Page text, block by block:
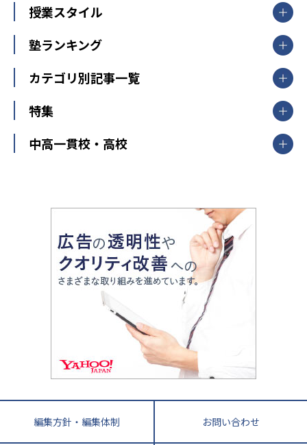
山形県
福島県
関東
東京都
神奈川県
茨城県
栃木県
群馬県
新潟県
中部
愛知県
静岡県
長野県
大阪府
兵庫県 京都府 奈良県
和歌山県
鳥取県
島根県 岡山県 広島県
香川県
高知県
長崎県 熊本県
鹿児島県 沖縄県
【掲載塾一覧を見る】
東京個別指導学院
明光義塾
個別教室のトライ
武田塾
授業スタイル
個別指導
オンライン指導
塾ランキング
中学受験ランキング
カテゴリ別記事一覧
中学受験
大学受験
教育全般
大学受験塾の選び方
中学受験に熱心な市区町村ランキング
小学校受験
家庭教師
特集
開成番長直伝！子どもの受験を成功させる方法
運動と遊びを考える
情報Ⅰ、数学が苦手な人注目！最短距離の学力
アップ法
悩み多き「大学受験」相談室
英語・英会話・英検対策
小学校教師が解説！中学受験のリアル
教育ジャーナリストが徹底解説！ 大学受験の羅
中高一貫校・高校
大学入試改革
ママテクエグザム
進化する中高一貫校・高校
編集方針・編集体制 お問い合わせ